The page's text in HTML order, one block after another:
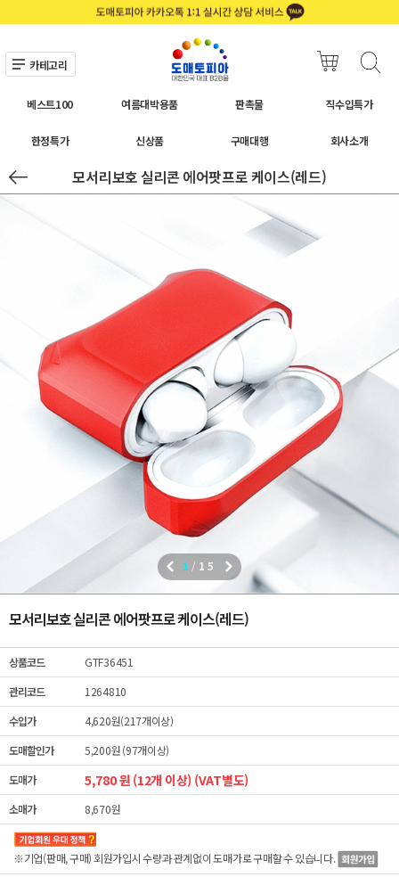
카테고리
베스트100 여름대박용품 판촉물 직수입특가
한정특가 신상품 구매대행 회사소개
모서리보호 실리콘 에어팟프로 케이스(레드)
1 / 15
모서리보호 실리콘 에어팟프로 케이스(레드)
상품코드
GTF36451
관리코드
1264810
수입가
4,620원(217개이상)
도매할인가
5,200원 (97개이상)
도매가
5,780 원 (12개 이상) (VAT별도)
소매가 8,670원
※기업(판매, 구매) 회원가입시 수량과 관계없이도매가로 구매할 수 있습니다.